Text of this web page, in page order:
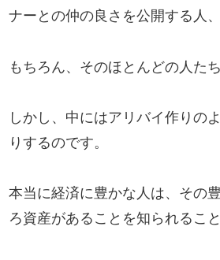
ナーとの仲の良さを公開する人
もちろん、そのほとんどの人た
しかし、中にはアリバイ作りの
りするのです。
本当に経済に豊かな人は、その
ろ資産があることを知られるこ